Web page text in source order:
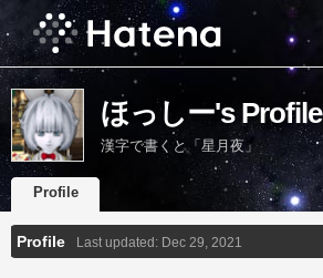
ほっしー's Profile
漢字で書くと「星月夜」
Profile
Profile Last updated: Dec 29, 2021